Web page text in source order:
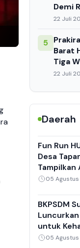
Demi
22 Juli
5
Barat
Tiga
Suhu
22 Juli
Daerah
Fun Run
Desa
Tampilkan
Nelayan
Jadi Daya
05
BKPSDM
untuk
ASN, 8
05